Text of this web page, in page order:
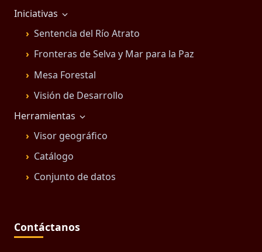
Iniciativas
Sentencia del Río Atrato
Fronteras de Selva y Mar para la Paz
Mesa Forestal
Visión de Desarrollo
Herramientas
Visor geográfico
Catálogo
Conjunto de datos
Contáctanos